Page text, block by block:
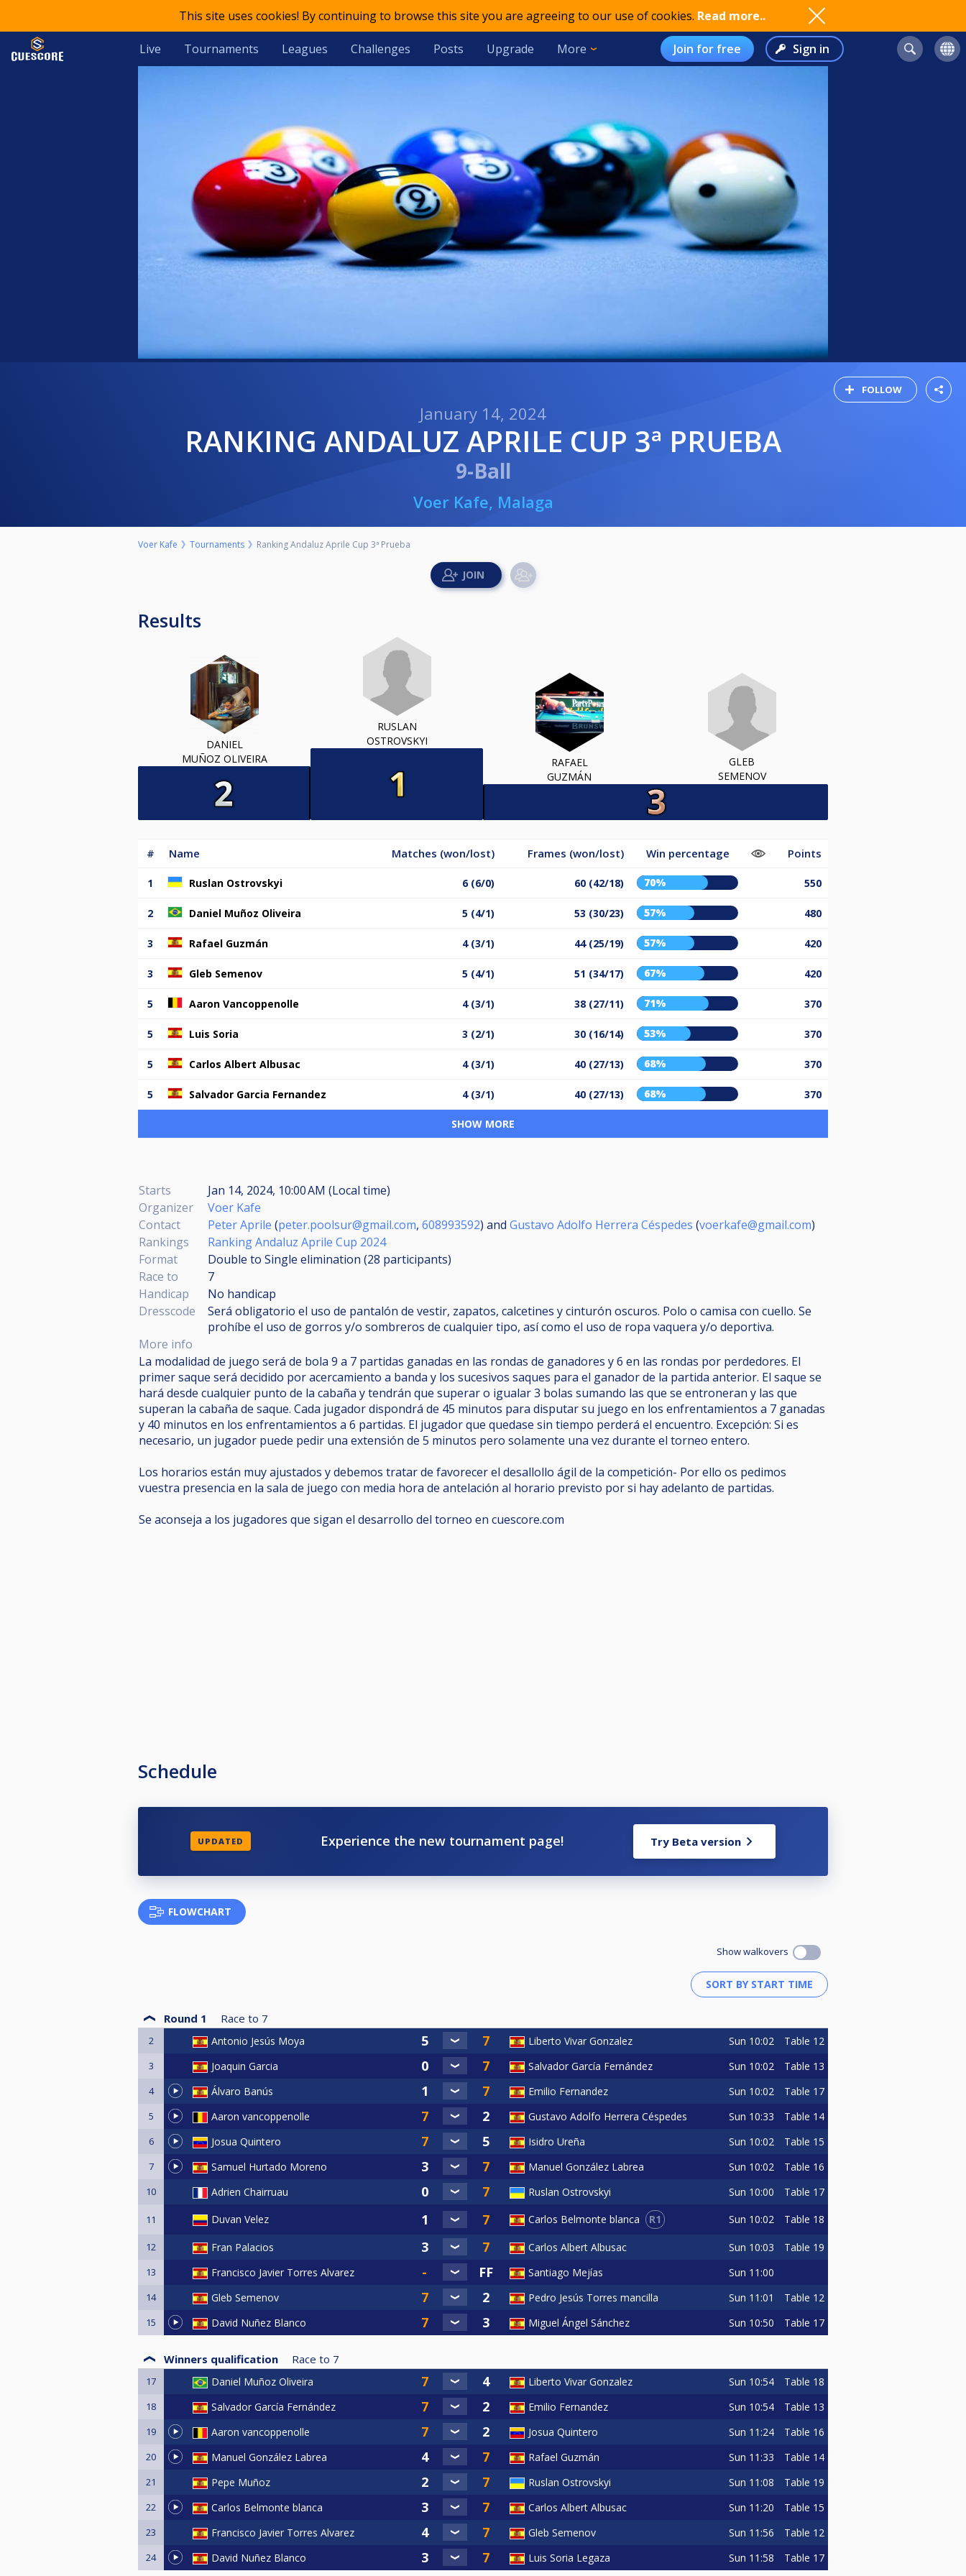
This site uses cookies! By continuing to browse this site you are agreeing to our use of cookies. Read more..
Live Tournaments Leagues Challenges Posts Upgrade More Join for free Sign in
FOLLOW
January 14, 2024
RANKING ANDALUZ APRILE CUP 3ª PRUEBA
9-Ball
Voer Kafe, Malaga
Voer Kafe Tournaments Ranking Andaluz Aprile Cup 3ª Prueba
Results
DANIEL
MUÑOZ OLIVEIRA
RUSLAN
OSTROVSKYI
RAFAEL
GUZMÁN
GLEB
SEMENOV
# Name Matches (won/lost) Frames (won/lost) Win percentage Points
1 Ruslan Ostrovskyi 6 (6/0) 60 (42/18) 70% 550
2 Daniel Muñoz Oliveira 5 (4/1) 53 (30/23) 57% 480
3 Rafael Guzmán 4 (3/1) 44 (25/19) 57% 420
3 Gleb Semenov 5 (4/1) 51 (34/17) 67% 420
5 Aaron Vancoppenolle 4 (3/1) 38 (27/11) 71% 370
5 Luis Soria 3 (2/1) 30 (16/14) 53% 370
5 Carlos Albert Albusac 4 (3/1) 40 (27/13) 68% 370
5 Salvador Garcia Fernandez 4 (3/1) 40 (27/13) 68% 370
SHOW MORE
Starts
Jan 14, 2024, 10:00 AM (Local time)
Organizer
Voer Kafe
Contact
Peter Aprile (peter.poolsur@gmail.com, 608993592) and Gustavo Adolfo Herrera Céspedes (voerkafe@gmail.com)
Rankings
Ranking Andaluz Aprile Cup 2024
Format
Double to Single elimination (28 participants)
Race to
7
Handicap
No handicap
Dresscode
Será obligatorio el uso de pantalón de vestir, zapatos, calcetines y cinturón oscuros. Polo o camisa con cuello. Se
prohíbe el uso de gorros y/o sombreros de cualquier tipo, así como el uso de ropa vaquera y/o deportiva.
More info
La modalidad de juego será de bola 9 a 7 partidas ganadas en las rondas de ganadores y 6 en las rondas por perdedores. El
primer saque será decidido por acercamiento a banda y los sucesivos saques para el ganador de la partida anterior. El saque se
hará desde cualquier punto de la cabaña y tendrán que superar o igualar 3 bolas sumando las que se entroneran y las que
superan la cabaña de saque. Cada jugador dispondrá de 45 minutos para disputar su juego en los enfrentamientos a 7 ganadas
y 40 minutos en los enfrentamientos a 6 partidas. El jugador que quedase sin tiempo perderá el encuentro. Excepción: Si es
necesario, un jugador puede pedir una extensión de 5 minutos pero solamente una vez durante el torneo entero.
Los horarios están muy ajustados y debemos tratar de favorecer el desallollo ágil de la competición- Por ello os pedimos
vuestra presencia en la sala de juego con media hora de antelación al horario previsto por si hay adelanto de partidas.
Se aconseja a los jugadores que sigan el desarrollo del torneo en cuescore.com
Schedule
UPDATED Experience the new tournament page! Try Beta version
FLOWCHART
Show walkovers
Round 1 Race to 7
2 Antonio Jesús Moya Liberto Vivar Gonzalez Sun 10:02 Table 12
3 Joaquin Garcia Salvador García Fernández Sun 10:02 Table 13
4 Álvaro Banús Emilio Fernandez Sun 10:02 Table 17
5 Aaron vancoppenolle Gustavo Adolfo Herrera Céspedes Sun 10:33 Table 14
6 Josua Quintero Isidro Ureña Sun 10:02 Table 15
7 Samuel Hurtado Moreno Manuel González Labrea Sun 10:02 Table 16
10 Adrien Chairruau Ruslan Ostrovskyi Sun 10:00 Table 17
11 Duvan Velez Carlos Belmonte blanca R1 Sun 10:02 Table 18
12 Fran Palacios Carlos Albert Albusac Sun 10:03 Table 19
13 Francisco Javier Torres Alvarez Santiago Mejías Sun 11:00
14 Gleb Semenov Pedro Jesús Torres mancilla Sun 11:01 Table 12
15 David Nuñez Blanco Miguel Ángel Sánchez Sun 10:50 Table 17
Winners qualification Race to 7
17 Daniel Muñoz Oliveira Liberto Vivar Gonzalez Sun 10:54 Table 18
18 Salvador García Fernández Emilio Fernandez Sun 10:54 Table 13
19 Aaron vancoppenolle Josua Quintero Sun 11:24 Table 16
20 Manuel González Labrea Rafael Guzmán Sun 11:33 Table 14
21 Pepe Muñoz Ruslan Ostrovskyi Sun 11:08 Table 19
22 Carlos Belmonte blanca Carlos Albert Albusac Sun 11:20 Table 15
23 Francisco Javier Torres Alvarez Gleb Semenov Sun 11:56 Table 12
24 David Nuñez Blanco Luis Soria Legaza Sun 11:58 Table 17